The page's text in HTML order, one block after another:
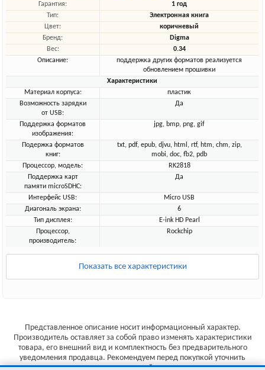
Гарантия:
1 год
Тип:
Электронная книга
Цвет:
коричневый
Бренд:
Digma
Вес:
0.34
Описание:
поддержка других форматов реализуется
обновлением прошивки
Характеристики
Материал корпуса:
пластик
Возможность зарядки
от USB:
Да
Поддержка форматов
изображения:
jpg, bmp, png, gif
Подержка форматов
книг:
txt, pdf, epub, djvu, html, rtf, htm, chm, zip,
mobi, doc, fb2, pdb
Процессор, модель:
RK2818
Поддержка карт
памяти microSDHC:
Да
Интерфейс USB:
Micro USB
Диагональ экрана:
6
Тип дисплея:
E-ink HD Pearl
Процессор,
производитель:
Rockchip
Показать все характеристики
Представленное описание носит информационный характер.
Производитель оставляет за собой право изменять характеристики
товара, его внешний вид и комплектность без предварительного
уведомления продавца. Рекомендуем перед покупкой уточнить
характеристики товара на сайте производителя.